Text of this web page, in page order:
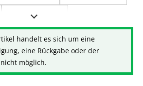
2,00m / 2.000mm
handelt es sich um eine
eine Rückgabe oder der
möglich.